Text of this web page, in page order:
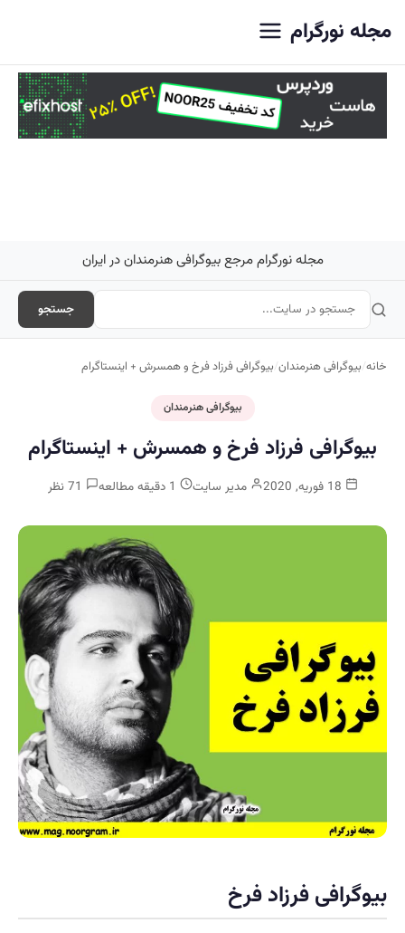
مجله نورگرام مرجع بیوگرافی هنرمندان در ایران
هنرمندان/بیوگرافی فرزاد فرخ و همسرش + اینستاگرام
بیوگرافی هنرمندان
فرزاد فرخ و همسرش + اینستاگرام
مدیر سایت 1 دقیقه مطالعه 71 نظر
فرزاد فرخ